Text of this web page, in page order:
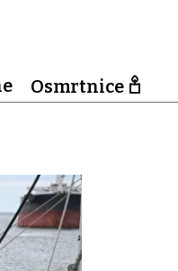
Osmrtnice